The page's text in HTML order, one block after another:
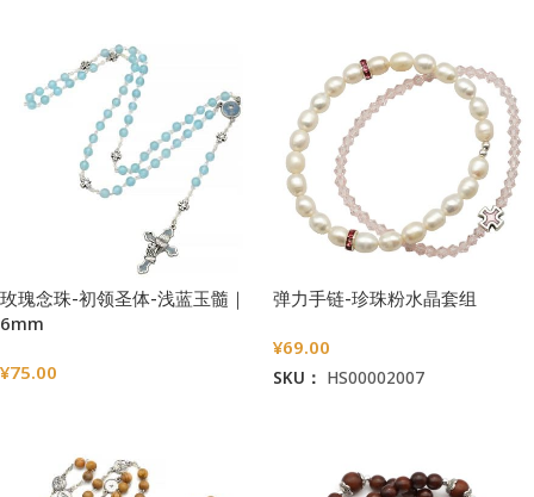
玫瑰念珠-初领圣体-浅蓝玉髓｜
6mm
¥75.00
弹力手链-珍珠粉水晶套组
¥69.00
SKU： HS00002007